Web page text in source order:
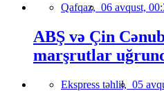
Qafqaz, 06 avqust,
ABŞ və Çin
marşrutlar
Ekspress təhlil, 05